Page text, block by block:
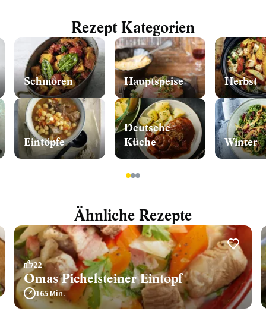
Rezept Kategorien
Schmoren
Eintöpfe
Hauptspeise
Deutsche
Küche
Herbst
Winter
123
Ähnliche Rezepte
22
Omas Pichelsteiner Eintopf
165 Min.